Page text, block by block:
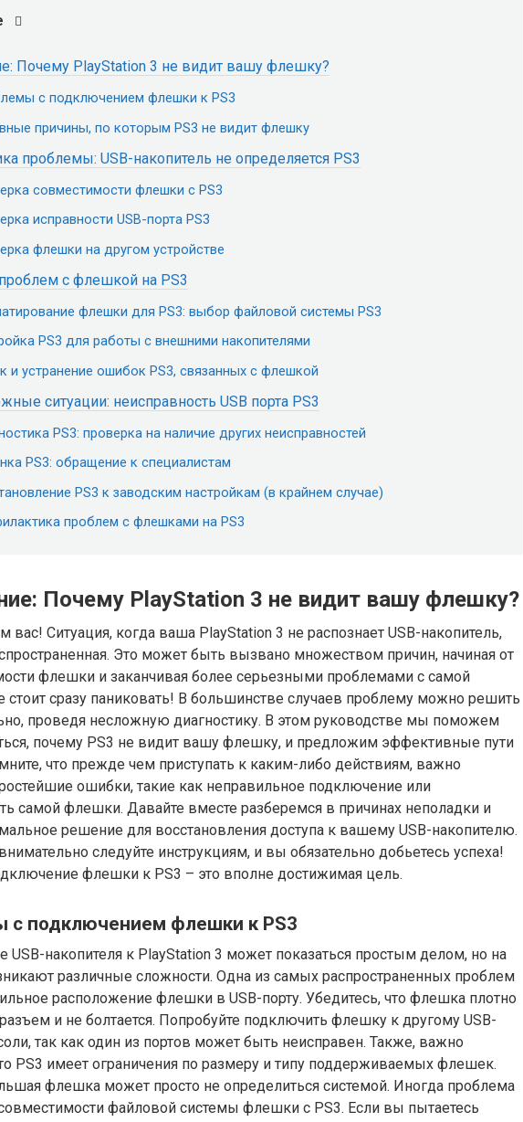
Почему PlayStation 3 не видит вашу флешку?
с подключением флешки к PS3
причины, по которым PS3 не видит флешку
проблемы: USB-накопитель не определяется PS3
совместимости флешки с PS3
исправности USB-порта PS3
флешки на другом устройстве
с флешкой на PS3
флешки для PS3: выбор файловой системы PS3
PS3 для работы с внешними накопителями
и устранение ошибок PS3, связанных с флешкой
ситуации: неисправность USB порта PS3
PS3: проверка на наличие других неисправностей
PS3: обращение к специалистам
PS3 к заводским настройкам (в крайнем случае)
проблем с флешками на PS3
Почему PlayStation 3 не видит вашу флешку?
вас! Ситуация, когда ваша PlayStation 3 не распознает USB-накопитель,
Это может быть вызвано множеством причин, начиная от
флешки и заканчивая более серьезными проблемами с самой
стоит сразу паниковать! В большинстве случаев проблему можно решить
проведя несложную диагностику. В этом руководстве мы поможем
почему PS3 не видит вашу флешку, и предложим эффективные пути
что прежде чем приступать к каким-либо действиям, важно
ошибки, такие как неправильное подключение или
самой флешки. Давайте вместе разберемся в причинах неполадки и
решение для восстановления доступа к вашему USB-накопителю.
следуйте инструкциям, и вы обязательно добьетесь успеха!
флешки к PS3 – это вполне достижимая цель.
с подключением флешки к PS3
USB-накопителя к PlayStation 3 может показаться простым делом, но на
различные сложности. Одна из самых распространенных проблем
расположение флешки в USB-порту. Убедитесь, что флешка плотно
и не болтается. Попробуйте подключить флешку к другому USB-
так как один из портов может быть неисправен. Также, важно
PS3 имеет ограничения по размеру и типу поддерживаемых флешек.
флешка может просто не определиться системой. Иногда проблема
файловой системы флешки с PS3. Если вы пытаетесь